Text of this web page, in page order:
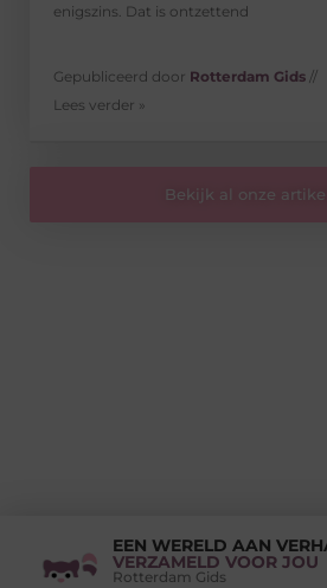
enigszins. Dat is ontzettend
Gepubliceerd door Rotterdam Gids //
Lees verder »
Bekijk al onze
EEN WERELD AAN
VERZAMELD VOOR JOU
Rotterdam Gids